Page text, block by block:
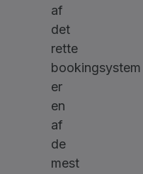
af
det
rette
bookingsystem
er
en
af
de
mest